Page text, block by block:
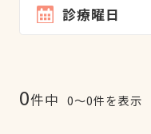
診療曜日
0件中 0〜0件を表示